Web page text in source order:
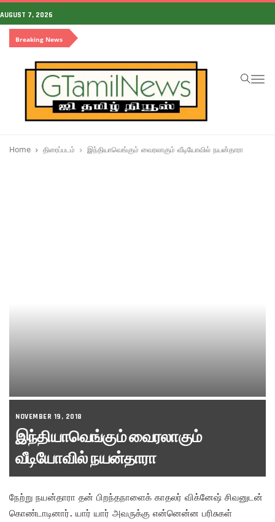
AUGUST 7, 2026
Breaking News
Home திரைப்படம் இந்தியாவெங்கும் வைரலாகும் வீடியோவில் நயன்தாரா
NOVEMBER 19, 2018
இந்தியாவெங்கும் வைரலாகும்
வீடியோவில் நயன்தாரா
நேற்று நயன்தாரா தன் பிறந்தநாளைக் காதலர் விக்னேஷ் சிவனுடன்
கொண்டாடினார். யார் யார் அவருக்கு என்னென்ன பரிசுகள்